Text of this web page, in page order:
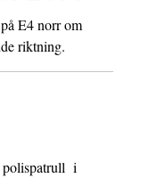
E4 norr om
riktning.
polispatrull i